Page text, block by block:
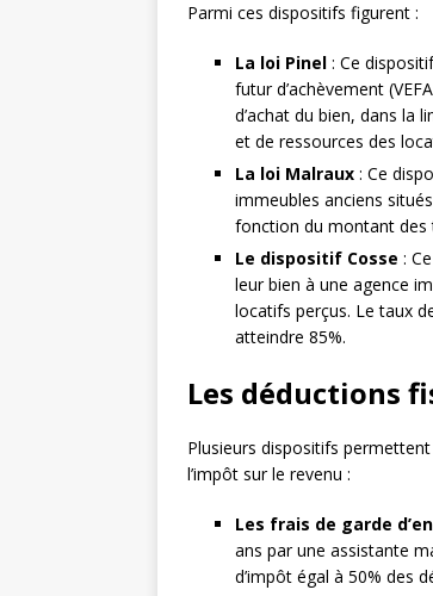
Parmi ces dispositifs figurent :
La loi Pinel : Ce
futur d’achèvement
d’achat du bien, dans la
et de ressources des
La loi Malraux : Ce
immeubles anciens
fonction du montant des
Le dispositif Cosse :
leur bien à une agence
locatifs perçus. Le taux
atteindre 85%.
Les déductions
Plusieurs dispositifs
l’impôt sur le revenu :
Les frais de garde
ans par une assistante
d’impôt égal à 50% des